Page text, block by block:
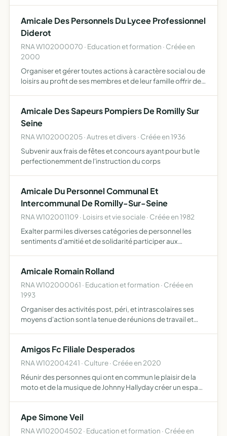
Amicale Des Personnels Du Lycee Professionnel
Diderot
RNA W102000070 · Education et formation · Créée en
2000
Organiser et gérer toutes actions à caractère social ou de
loisirs au profit de ses membres et de leur famille offrir des
Amicale Des Sapeurs Pompiers De Romilly Sur
Seine
RNA W102000205 · Autres et divers · Créée en 1936
Subvenir aux frais de fêtes et concours ayant pour but le
perfectionemment de l'instruction du corps
Amicale Du Personnel Communal Et
Intercommunal De Romilly-Sur-Seine
RNA W102001109 · Loisirs et vie sociale · Créée en 1982
Exalter parmi les diverses catégories de personnel les
sentiments d'amitié et de solidarité participer aux
Amicale Romain Rolland
RNA W102000061 · Education et formation · Créée en
1993
Organiser des activités post, péri, et intrascolaires ses
moyens d'action sont la tenue de réunions de travail et
réalisat…
Amigos Fc Filiale Desperados
RNA W102004241 · Culture · Créée en 2020
Réunir des personnes qui ont en commun le plaisir de la
moto et de la musique de Johnny Hallyday créer un espace
Ape Simone Veil
RNA W102004502 · Education et formation · Créée en